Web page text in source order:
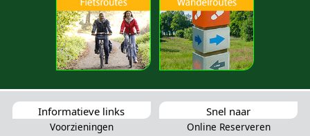
Informatieve links
Voorzieningen
Snel naar
Online Reserveren